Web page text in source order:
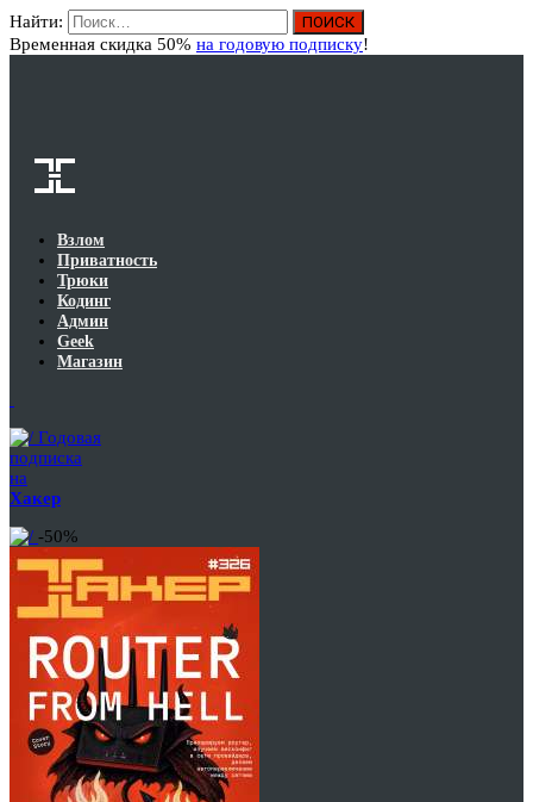
Найти:
Временная скидка 50% на годовую подписку!
Взлом
Приватность
Трюки
Кодинг
Админ
Geek
Магазин
Годовая
подписка
на
Хакер
-50%